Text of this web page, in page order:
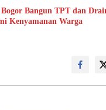
Bogor Bangun TPT dan
Kenyamanan Warga